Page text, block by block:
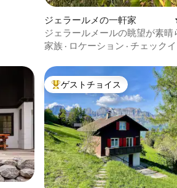
ジェラールメの一軒家
ジェラールメールの眺望が素晴
敵なシャレー
家族 · ロケーション · チェック
大好評のゲストチョイスです。
ゲストチョイス